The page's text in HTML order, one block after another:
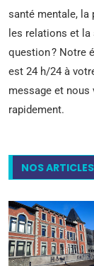
santé mentale, la
les relations et
question ? Notre
est 24 h/24 à
message et nous
rapidement.
NOS ARTICLES